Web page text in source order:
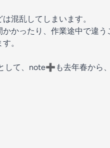
混乱してしまいます。
かったり、作業途中で違う
。
して、note➕も去年春から